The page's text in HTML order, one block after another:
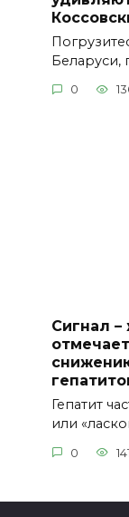
Беларуси,
0
Сигнал
Гепатит
или
0 141